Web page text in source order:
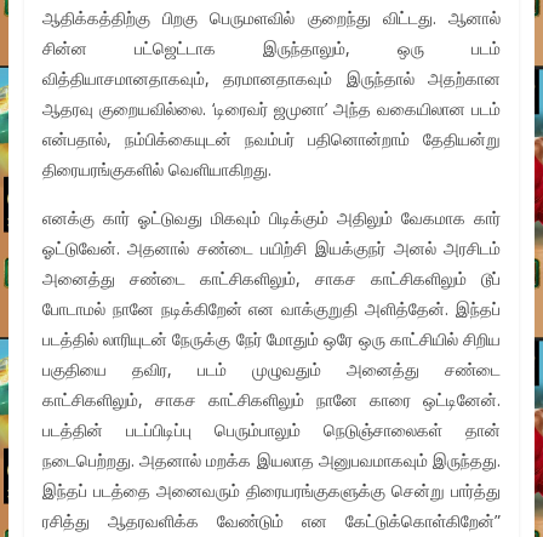
ஆதிக்கத்திற்கு பிறகு பெருமளவில் குறைந்து விட்டது. ஆனால்
சின்ன பட்ஜெட்டாக இருந்தாலும், ஒரு படம்
வித்தியாசமானதாகவும், தரமானதாகவும் இருந்தால் அதற்கான
ஆதரவு குறையவில்லை. ‘டிரைவர் ஜமுனா’ அந்த வகையிலான படம்
என்பதால், நம்பிக்கையுடன் நவம்பர் பதினொன்றாம் தேதியன்று
திரையரங்குகளில் வெளியாகிறது.
எனக்கு கார் ஓட்டுவது மிகவும் பிடிக்கும் அதிலும் வேகமாக கார்
ஓட்டுவேன். அதனால் சண்டை பயிற்சி இயக்குநர் அனல் அரசிடம்
அனைத்து சண்டை காட்சிகளிலும், சாகச காட்சிகளிலும் டூப்
போடாமல் நானே நடிக்கிறேன் என வாக்குறுதி அளித்தேன். இந்தப்
படத்தில் லாரியுடன் நேருக்கு நேர் மோதும் ஒரே ஒரு காட்சியில் சிறிய
பகுதியை தவிர, படம் முழுவதும் அனைத்து சண்டை
காட்சிகளிலும், சாகச காட்சிகளிலும் நானே காரை ஒட்டினேன்.
படத்தின் படப்பிடிப்பு பெரும்பாலும் நெடுஞ்சாலைகள் தான்
நடைபெற்றது. அதனால் மறக்க இயலாத அனுபவமாகவும் இருந்தது.
இந்தப் படத்தை அனைவரும் திரையரங்குகளுக்கு சென்று பார்த்து
ரசித்து ஆதரவளிக்க வேண்டும் என கேட்டுக்கொள்கிறேன்”